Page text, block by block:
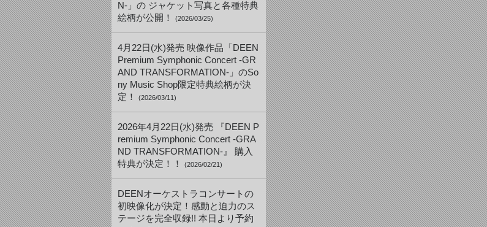
N-」の ジャケット写真と各種特典
絵柄が公開！
(2026/03/25)
4月22日(水)発売 映像作品「DEEN
Premium Symphonic Concert -GR
AND TRANSFORMATION-」のSo
ny Music Shop限定特典絵柄が決
定！
(2026/03/11)
2026年4月22日(水)発売 『DEEN P
remium Symphonic Concert -GRA
ND TRANSFORMATION-』 購入
特典が決定！！
(2026/02/21)
DEENオーケストラコンサートの
初映像化が決定！感動と迫力のス
テージを完全収録!! 本日より予約